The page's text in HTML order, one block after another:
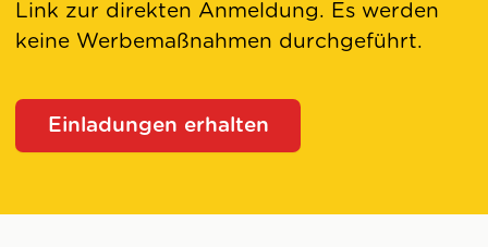
Link zur direkten Anmeldung. Es werden
keine Werbemaßnahmen durchgeführt.
Einladungen erhalten